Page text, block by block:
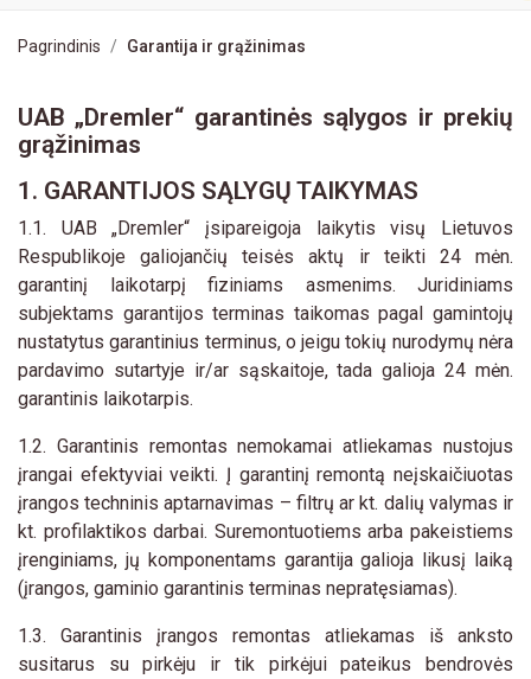
Pagrindinis Garantija ir grąžinimas
UAB „Dremler“ garantinės sąlygos ir prekių
grąžinimas
1. GARANTIJOS SĄLYGŲ TAIKYMAS
1.1. UAB „Dremler“ įsipareigoja laikytis visų Lietuvos
Respublikoje galiojančių teisės aktų ir teikti 24 mėn.
garantinį laikotarpį fiziniams asmenims. Juridiniams
subjektams garantijos terminas taikomas pagal gamintojų
nustatytus garantinius terminus, o jeigu tokių nurodymų nėra
pardavimo sutartyje ir/ar sąskaitoje, tada galioja 24 mėn.
garantinis laikotarpis.
1.2. Garantinis remontas nemokamai atliekamas nustojus
įrangai efektyviai veikti. Į garantinį remontą neįskaičiuotas
įrangos techninis aptarnavimas – filtrų ar kt. dalių valymas ir
kt. profilaktikos darbai. Suremontuotiems arba pakeistiems
įrenginiams, jų komponentams garantija galioja likusį laiką
(įrangos, gaminio garantinis terminas nepratęsiamas).
1.3. Garantinis įrangos remontas atliekamas iš anksto
susitarus su pirkėju ir tik pirkėjui pateikus bendrovės